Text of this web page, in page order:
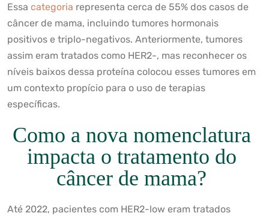
Essa categoria representa cerca de 55% dos casos de
câncer de mama, incluindo tumores hormonais
positivos e triplo-negativos. Anteriormente, tumores
assim eram tratados como HER2-, mas reconhecer os
níveis baixos dessa proteína colocou esses tumores em
um contexto propício para o uso de terapias
específicas.
Como a nova nomenclatura
impacta o tratamento do
câncer de mama?
Até 2022, pacientes com HER2-low eram tratados